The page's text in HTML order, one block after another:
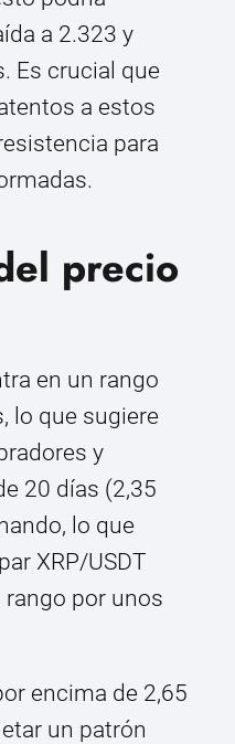
a 2.323 y
Es crucial que
a estos
para
precio
en un rango
lo que sugiere
y
20 días (2,35
lo que
XRP/USDT
rango por unos
encima de 2,65
un patrón